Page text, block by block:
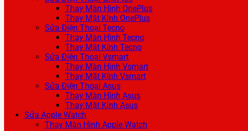
Thay Màn Hình OnePlus
Thay Mặt Kính OnePlus
Sửa Điện Thoại Tecno
Thay Màn Hình Tecno
Thay Mặt Kính Tecno
Sửa Điện Thoại Vsmart
Thay Màn Hình Vsmart
Thay Mặt Kính Vsmart
Sửa Điện Thoại Asus
Thay Màn Hình Asus
Thay Mặt Kính Asus
Sửa Apple Watch
Thay Màn Hình Apple Watch